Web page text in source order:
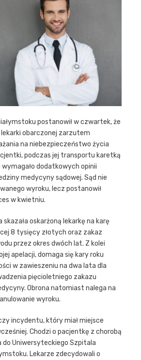
postanowił w czwartek, że
obarczonej zarzutem
na niebezpieczeństwo życia
podczas jej transportu karetką
dodatkowych opinii
medycyny sądowej. Sąd nie
wyroku, lecz postanowił
w kwietniu.
oskarżoną lekarkę na karę
8 tysięcy złotych oraz zakaz
przez okres dwóch lat. Z kolei
apelacji, domaga się kary roku
w zawieszeniu na dwa lata dla
pięcioletniego zakazu
Obrona natomiast nalega na
wyroku.
incydentu, który miał miejsce
Chodzi o pacjentkę z chorobą
do Uniwersyteckiego Szpitala
Lekarze zdecydowali o